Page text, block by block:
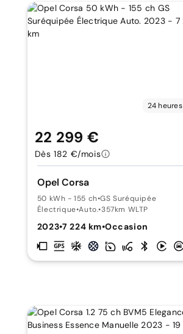
24 heures
Opel Corsa
50 kWh - 155 ch•GS Suréquipée
Électrique•Auto.•357km WLTP
2023•7 224 km•Occasion
22 299 €
Dès 182 €/mois